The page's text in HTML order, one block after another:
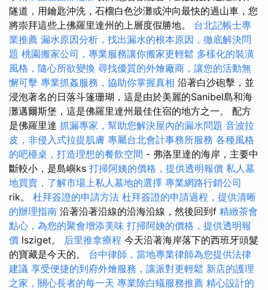
隧道，用鑰匙沖洗，石榴白色沙灘或沖向最快的過山車，您
將崇拜這些上佛羅里達州的上層度假勝地。 台北記帳士專
業推薦 漏水原因分析，找出漏水的根本原因，徹底解決問
題 桃園搬家公司，專業服務讓你搬家更輕鬆 多樣化的裝潢
風格，隨心所欲變換 尋找優質的外燴廠商，讓您的活動無
懈可擊 專業抓姦服務，協助你掌握真相 沿著白沙砲擊，並
浸泡著名的日落斗篷珊瑚，這是由於美麗的Sanibel島和海
灘邁爾斯堡，這是佛羅里達州最佳住宿的地方之一。 配方
是佛羅里達 抓漏專家，幫助您解決屋內的漏水問題 音波拉
皮，非侵入式拉提肌膚 專屬台北會計事務所服務 各種風格
的吧檯桌，打造理想的餐飲空間 - 弗洛里達的海岸，主要中
斷較小，是島嶼ks 打掃阿姨的價格，提供透明報價 私人墓
地買賣，了解市場上私人墓地的選擇 專業網路行銷公司
rik。 杜拜簽證的申請方法 杜拜簽證的申請過程，提供清晰
的辦理指南 沿著沿著沿線的沿海沿線，然後回到f 精緻茶會
點心，為您的聚會增添美味 打掃阿姨的價格，提供透明報
價 lsziget。 后里推拿療程 今天沿著海岸落下的西班牙頭髮
的寶藏是今天的。 台中律師，當地專業律師為您提供法律
建議 享受便捷的到府外燴服務，讓派對更輕鬆 新店的護理
之家，關心長者的每一天 專業除白蟻服務推薦 精心設計的